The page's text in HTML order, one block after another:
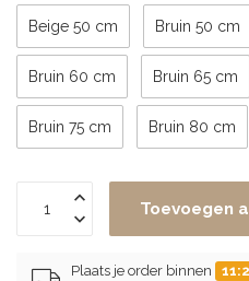
Beige 50 cm Bruin 50 cm
Bruin 60 cm Bruin 65 cm
Bruin 75 cm Bruin 80 cm
Toevoegen
Plaats je order binnen